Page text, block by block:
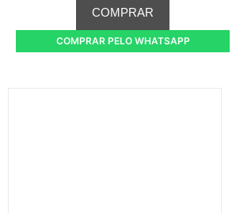
COMPRAR
COMPRAR PELO WHATSAPP